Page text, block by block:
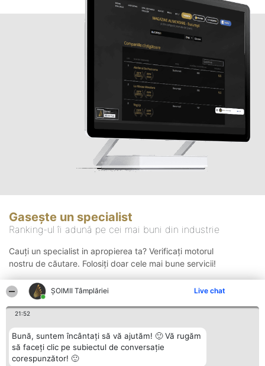
ȘOIMII Tâmplăriei Live chat
21:52
Bună, suntem încântați să vă ajutăm! 🙂 Vă rugăm
să faceți clic pe subiectul de conversație
corespunzător! 🙂
Gasește un specialist
Ranking-ul îi adună pe cei mai buni din industrie
Cauți un specialist in apropierea ta? Verificați motorul
nostru de căutare. Folosiți doar cele mai bune servicii!